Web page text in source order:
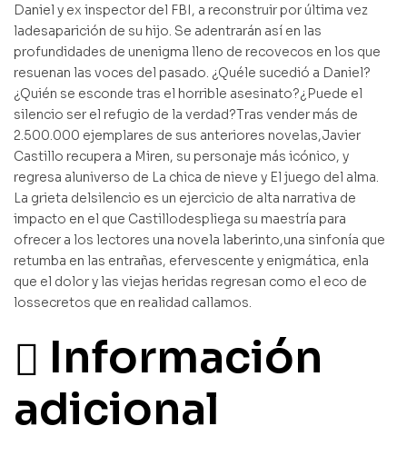
Daniel y ex inspector del FBI, a reconstruir por última vez
ladesaparición de su hijo. Se adentrarán así en las
profundidades de unenigma lleno de recovecos en los que
resuenan las voces del pasado. ¿Quéle sucedió a Daniel?
¿Quién se esconde tras el horrible asesinato?¿Puede el
silencio ser el refugio de la verdad?Tras vender más de
2.500.000 ejemplares de sus anteriores novelas,Javier
Castillo recupera a Miren, su personaje más icónico, y
regresa aluniverso de La chica de nieve y El juego del alma.
La grieta delsilencio es un ejercicio de alta narrativa de
impacto en el que Castillodespliega su maestría para
ofrecer a los lectores una novela laberinto,una sinfonía que
retumba en las entrañas, efervescente y enigmática, enla
que el dolor y las viejas heridas regresan como el eco de
lossecretos que en realidad callamos.
Información
adicional